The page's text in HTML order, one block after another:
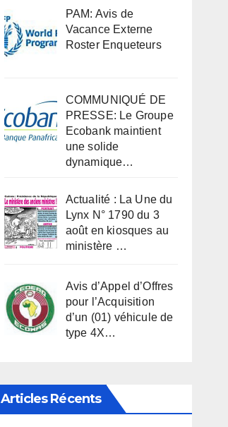
PAM: Avis de
Vacance Externe
Roster Enqueteurs
COMMUNIQUÉ DE
PRESSE: Le Groupe
Ecobank maintient
une solide
dynamique…
Actualité : La Une du
Lynx N° 1790 du 3
août en kiosques au
ministère …
Avis d’Appel d’Offres
pour l’Acquisition
d’un (01) véhicule de
type 4X…
Articles Récents